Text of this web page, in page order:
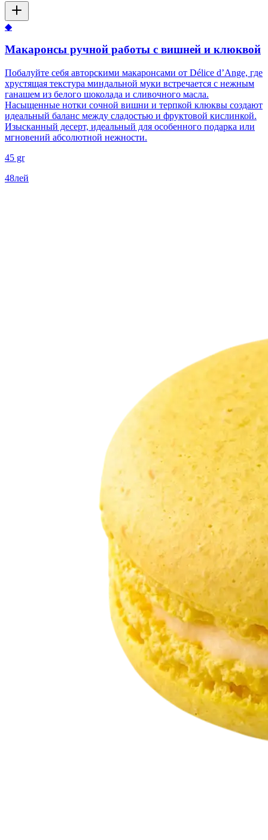
◆
Макаронсы ручной работы с вишней и клюквой
Побалуйте себя авторскими макаронсами от Délice d’Ange, где
хрустящая текстура миндальной муки встречается с нежным
ганашем из белого шоколада и сливочного масла.
Насыщенные нотки сочной вишни и терпкой клюквы создают
идеальный баланс между сладостью и фруктовой кислинкой.
Изысканный десерт, идеальный для особенного подарка или
мгновений абсолютной нежности.
45 gr
48лей